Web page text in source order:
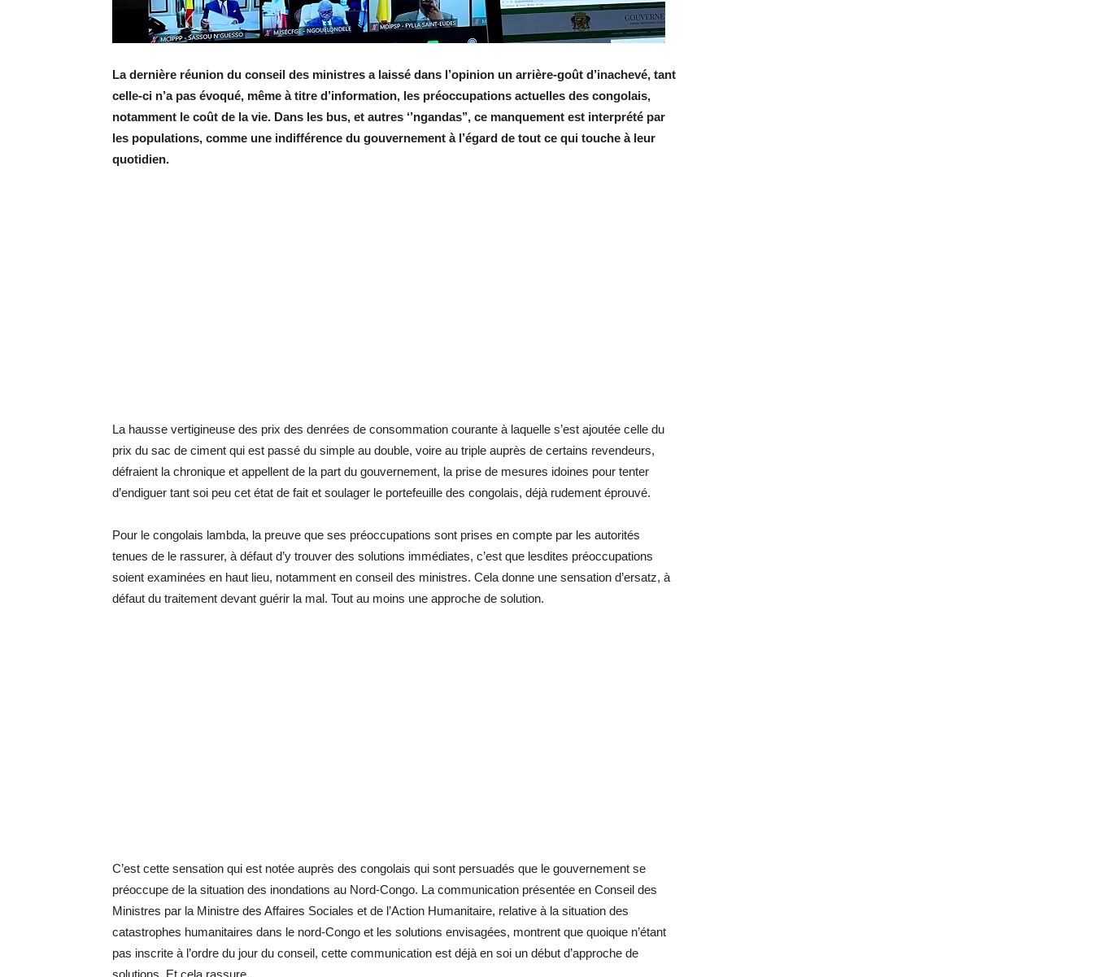
La dernière réunion du conseil des ministres a laissé dans l’opinion un arrière-goût d’inachevé, tant
celle-ci n’a pas évoqué, même à titre d’information, les préoccupations actuelles des congolais,
notamment le coût de la vie. Dans les bus, et autres ‘’ngandas’’, ce manquement est interprété par
les populations, comme une indifférence du gouvernement à l’égard de tout ce qui touche à leur
quotidien.
La hausse vertigineuse des prix des denrées de consommation courante à laquelle s’est ajoutée celle du
prix du sac de ciment qui est passé du simple au double, voire au triple auprès de certains revendeurs,
défraient la chronique et appellent de la part du gouvernement, la prise de mesures idoines pour tenter
d’endiguer tant soi peu cet état de fait et soulager le portefeuille des congolais, déjà rudement éprouvé.
Pour le congolais lambda, la preuve que ses préoccupations sont prises en compte par les autorités
tenues de le rassurer, à défaut d’y trouver des solutions immédiates, c’est que lesdites préoccupations
soient examinées en haut lieu, notamment en conseil des ministres. Cela donne une sensation d’ersatz, à
défaut du traitement devant guérir la mal. Tout au moins une approche de solution.
C’est cette sensation qui est notée auprès des congolais qui sont persuadés que le gouvernement se
préoccupe de la situation des inondations au Nord-Congo. La communication présentée en Conseil des
Ministres par la Ministre des Affaires Sociales et de l’Action Humanitaire, relative à la situation des
catastrophes humanitaires dans le nord-Congo et les solutions envisagées, montrent que quoique n’étant
pas inscrite à l’ordre du jour du conseil, cette communication est déjà en soi un début d’approche de
solutions. Et cela rassure.